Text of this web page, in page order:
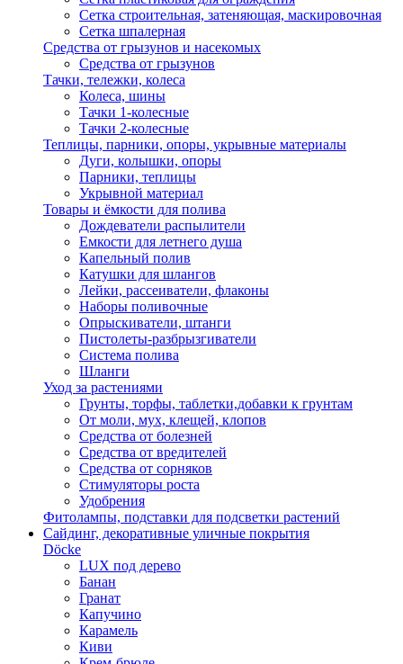
Сетка строительная, затеняющая, маскировочная
Сетка шпалерная
Средства от грызунов и насекомых
Средства от грызунов
Тачки, тележки, колеса
Колеса, шины
Тачки 1-колесные
Тачки 2-колесные
Теплицы, парники, опоры, укрывные материалы
Дуги, колышки, опоры
Парники, теплицы
Укрывной материал
Товары и ёмкости для полива
Дождеватели распылители
Емкости для летнего душа
Капельный полив
Катушки для шлангов
Лейки, рассеиватели, флаконы
Наборы поливочные
Опрыскиватели, штанги
Пистолеты-разбрызгиватели
Система полива
Шланги
Уход за растениями
Грунты, торфы, таблетки,добавки к грунтам
От моли, мух, клещей, клопов
Средства от болезней
Средства от вредителей
Средства от сорняков
Стимуляторы роста
Удобрения
Фитолампы, подставки для подсветки растений
Сайдинг, декоративные уличные покрытия
Döcke
LUX под дерево
Банан
Гранат
Капучино
Карамель
Киви